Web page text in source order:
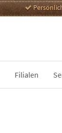
Filialen